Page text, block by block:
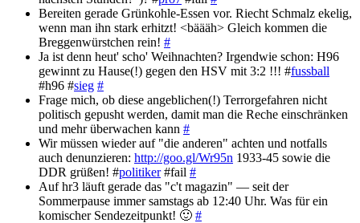
Bereiten gerade Grünkohle-Essen vor. Riecht Schmalz ekelig,
wenn man ihn stark erhitzt! <bäääh> Gleich kommen die
Breggenwürstchen rein! #
Ja ist denn heut' scho' Weihnachten? Irgendwie schon: H96
gewinnt zu Hause(!) gegen den HSV mit 3:2 !!! #fussball
#h96 #sieg #
Frage mich, ob diese angeblichen(!) Terrorgefahren nicht
politisch gepusht werden, damit man die Reche einschränken
und mehr überwachen kann #
Wir müssen wieder auf "die anderen" achten und notfalls
auch denunzieren: http://goo.gl/Wr95n 1933-45 sowie die
DDR grüßen! #politiker#fail #
Auf hr3 läuft gerade das "c't magazin" — seit der
Sommerpause immer samstags ab 12:40 Uhr. Was für ein
komischer Sendezeitpunkt! 🙂 #